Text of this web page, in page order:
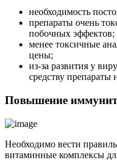
необходимость
препараты очень
побочных эффектов;
менее токсичные
цены;
из-за развития у
средству препараты
Повышение
Необходимо вести
витаминные комплексы